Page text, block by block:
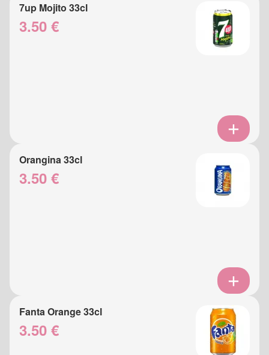
7up Mojito 33cl
3.50 €
Orangina 33cl
3.50 €
Fanta Orange 33cl
3.50 €